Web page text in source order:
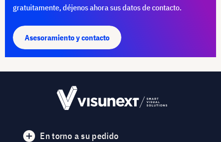
gratuitamente, déjenos ahora sus datos de contacto.
Asesoramiento y contacto
En torno a su pedido